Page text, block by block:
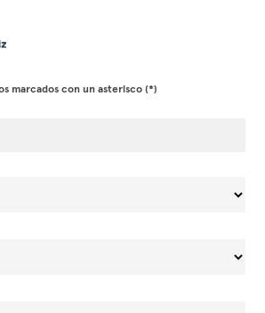
marcados con un asterisco (*)